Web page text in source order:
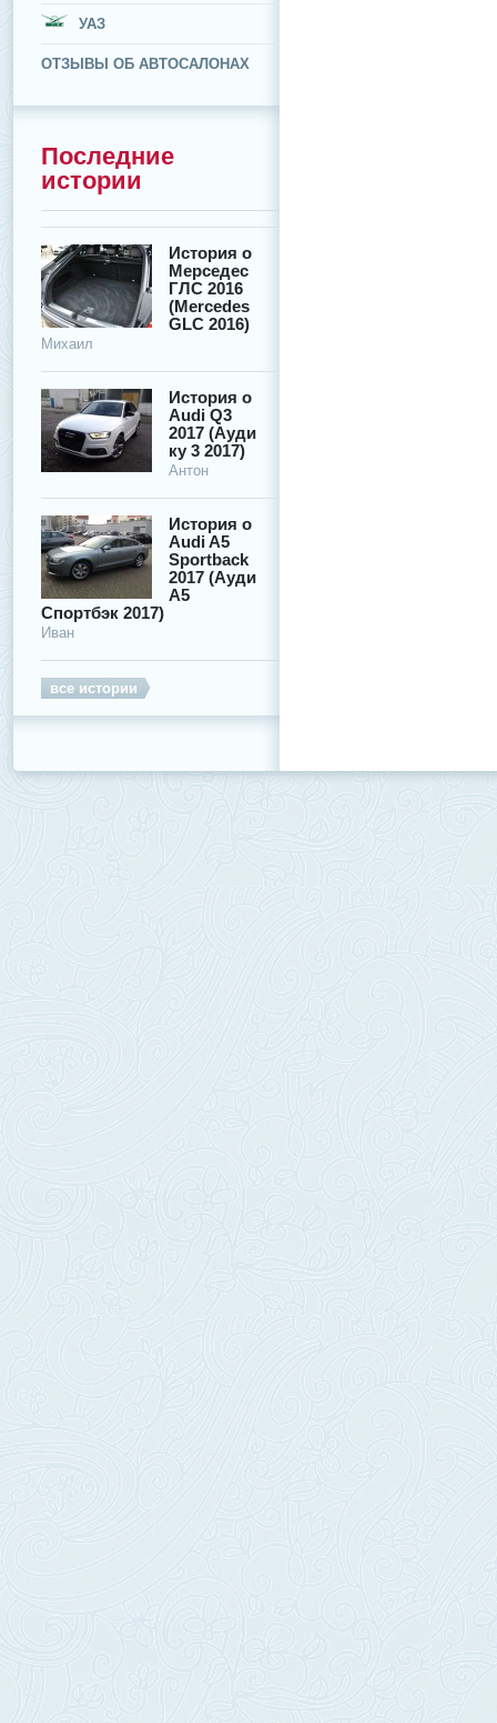
УАЗ
ОТЗЫВЫ ОБ АВТОСАЛОНАХ
Последние
истории
История о
Мерседес
ГЛС 2016
(Mercedes
GLC 2016)
Михаил
История о
Audi Q3
2017 (Ауди
ку 3 2017)
Антон
История о
Audi A5
Sportback
2017 (Ауди
А5
Спортбэк 2017)
Иван
все истории